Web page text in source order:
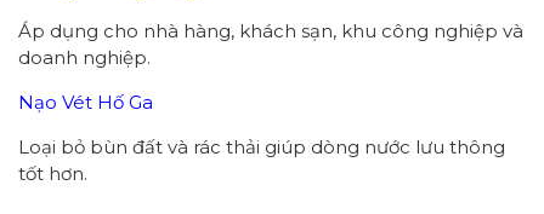
Áp dụng cho nhà hàng, khách sạn, khu công nghiệp và
doanh nghiệp.
Nạo Vét Hố Ga
Loại bỏ bùn đất và rác thải giúp dòng nước lưu thông
tốt hơn.